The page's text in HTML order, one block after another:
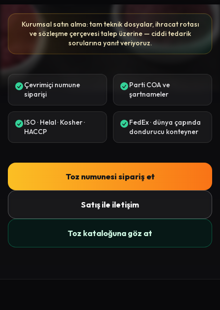
Kurumsal satın alma: tam teknik dosyalar, ihracat rotası
ve sözleşme çerçevesi talep üzerine — ciddi tedarik
sorularına yanıt veriyoruz.
Çevrimiçi numune
siparişi
Parti COA ve
şartnameler
ISO · Helal · Kosher ·
HACCP
FedEx · dünya çapında
dondurucu konteyner
Toz numunesi sipariş et
Satış ile iletişim
Toz kataloğuna göz at